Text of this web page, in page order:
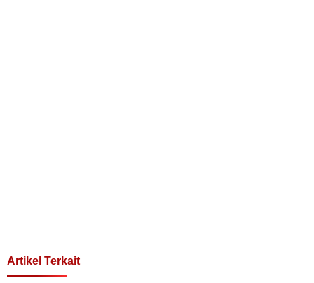
Artikel Terkait